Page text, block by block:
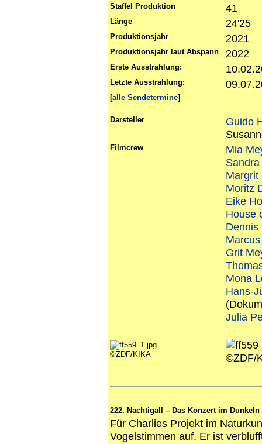
Staffel Produktion 41
Länge 24'25
Produktionsjahr 2021
Produktionsjahr laut Abspann 2022
Erste Ausstrahlung:
Letzte Ausstrahlung:
[alle Sendetermine]
Darsteller
Guido
Filmcrew
Mia
Margrit
Moritz
Eike
House
Dennis
Grit
Mona
Hans-
Julia
©ZDF/KIKA ©ZDF/
222. Nachtigall – Das Konzert im Dunkeln
Für Charlies Projekt im
Vogelstimmen auf. Er ist